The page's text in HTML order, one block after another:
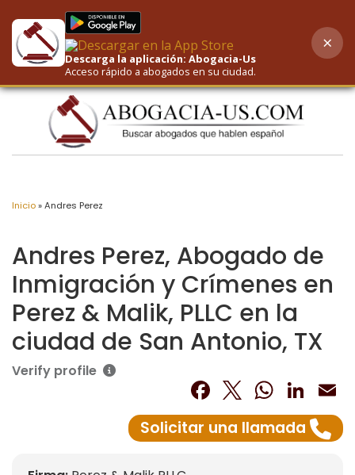
AI-Powered Search
Inicio»Andres Perez
Andres Perez, Abogado de
Inmigración y Crímenes en
Perez & Malik, PLLC en la
ciudad de San Antonio, TX
Verify profile
Facebook
Twitter
Solicitar una llamada
Descarga la aplicación: Abogacia-Us
Acceso rápido a abogados en su ciudad.
×